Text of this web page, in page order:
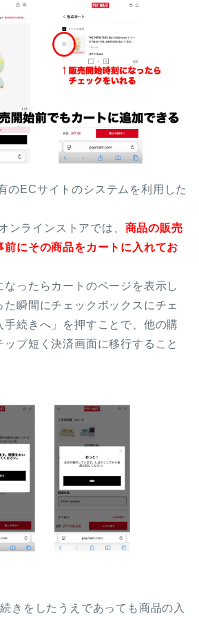
のECサイトのシステムを利用した
ンラインストアでは、 商品の販売
前にその商品をカートに入れてお
なったらカートのページを表示し
た瞬間にチェックボックスにチェ
手続きへ」を押すことで、他の購
ップ短く決済画面に移行すること
きをしたうえであっても商品の入